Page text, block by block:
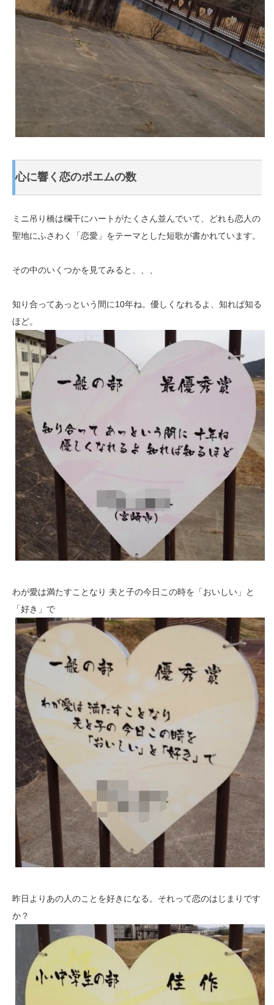
心に響く恋のポエムの数
ミニ吊り橋は欄干にハートがたくさん並んでいて、どれも恋人の
聖地にふさわく「恋愛」をテーマとした短歌が書かれています。
その中のいくつかを見てみると、、、
知り合ってあっという間に10年ね。優しくなれるよ、知れば知る
ほど。
わが愛は満たすことなり 夫と子の今日この時を「おいしい」と
「好き」で
昨日よりあの人のことを好きになる。それって恋のはじまりです
か？